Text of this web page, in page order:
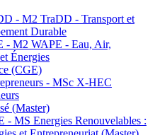
- M2 TraDD - Transport et
Durable
- M2 WAPE - Eau, Air,
Énergies
(CGE)
- MSc X-HEC
(Master)
- MS Energies Renouvelables :